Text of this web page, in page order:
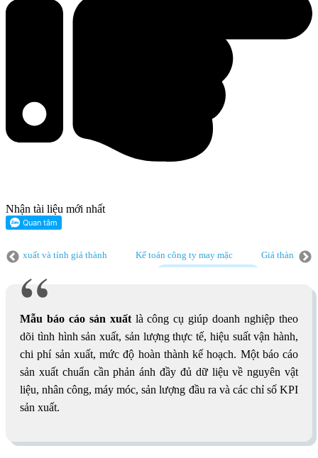
Nhận tài liệu mới nhất
giá thành Kế toán công ty may mặc Giá thành sản phẩm
Mẫu báo cáo sản xuấtlà công cụ giúp doanh nghiệp theo
dõi tình hình sản xuất, sản lượng thực tế, hiệu suất vận hành,
chi phí sản xuất, mức độ hoàn thành kế hoạch. Một báo cáo
sản xuất chuẩn cần phản ánh đầy đủ dữ liệu về nguyên vật
liệu, nhân công, máy móc, sản lượng đầu ra và các chỉ số KPI
sản xuất.